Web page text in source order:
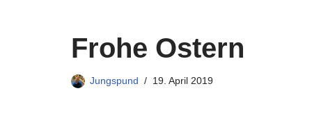
Frohe Ostern
Jungspund 19. April 2019